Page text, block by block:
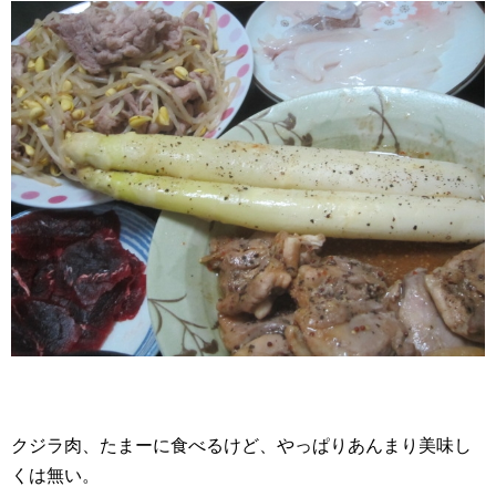
クジラ肉、たまーに食べるけど、やっぱりあんまり美味し
くは無い。